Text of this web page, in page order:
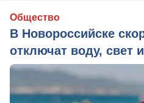
Общество
В Новороссийске
отключат воду, свет и